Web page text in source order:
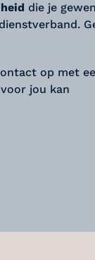
die je
op met
jou kan